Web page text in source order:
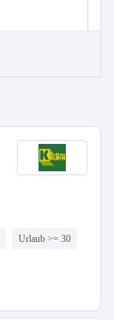
Urlaub >= 30